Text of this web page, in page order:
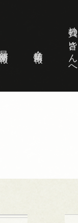
社員の皆さんへ